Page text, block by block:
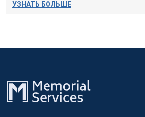
УЗНАТЬ БОЛЬШЕ